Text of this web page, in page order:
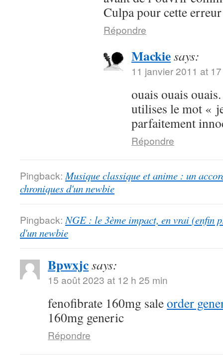
Culpa pour cette
Répondre
Mackiesays:
11 janvier 2011 at
ouais ouais
utilises le mot «
parfaitement
Répondre
Pingback: Musique classique et anime : un
chroniques d'un newbie
Pingback: NGE : le 3ème impact, en vrai (enfin
d'un newbie
Bpwxjcsays:
15 août 2023 at 12 h 25 min
fenofibrate 160mg saleorder
160mg generic
Répondre